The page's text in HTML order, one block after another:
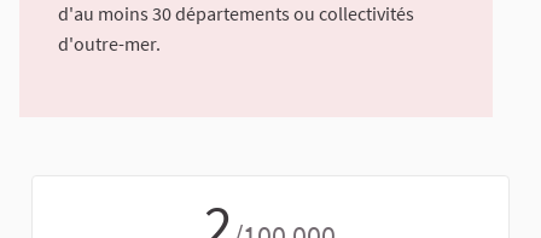
d'au moins 30 départements ou collectivités
d'outre-mer.